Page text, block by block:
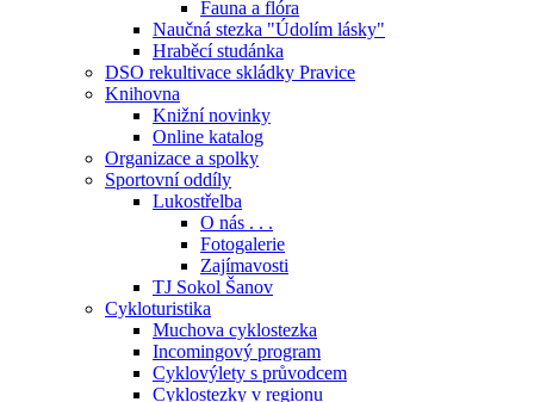
Fauna a flóra
Naučná stezka "Údolím lásky"
Hraběcí studánka
DSO rekultivace skládky Pravice
Knihovna
Knižní novinky
Online katalog
Organizace a spolky
Sportovní oddíly
Lukostřelba
O nás . . .
Fotogalerie
Zajímavosti
TJ Sokol Šanov
Cykloturistika
Muchova cyklostezka
Incomingový program
Cyklovýlety s průvodcem
Cyklostezky v regionu